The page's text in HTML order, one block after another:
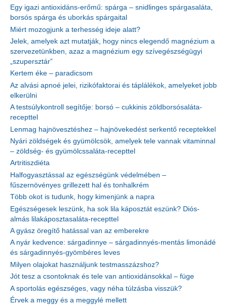
Egy igazi antioxidáns-erőmű: spárga – snidlinges spárgasaláta,
borsós spárga és uborkás spárgaital
Miért mozogjunk a terhesség ideje alatt?
Jelek, amelyek azt mutatják, hogy nincs elegendő magnézium a
szervezetünkben, azaz a magnézium egy szívegészségügyi
„szupersztár”
Kertem éke – paradicsom
Az alvási apnoé jelei, rizikófaktorai és táplálékok, amelyeket jobb
elkerülni
A testsúlykontroll segítője: borsó – cukkinis zöldborsósaláta-
recepttel
Lenmag hajnövesztéshez – hajnövekedést serkentő receptekkel
Nyári zöldségek és gyümölcsök, amelyek tele vannak vitaminnal
– zöldség- és gyümölcssaláta-recepttel
Artritiszdiéta
Halfogyasztással az egészségünk védelmében –
fűszernövényes grillezett hal és tonhalkrém
Több okot is tudunk, hogy kimenjünk a napra
Egészségesek leszünk, ha sok lila káposztát eszünk? Diós-
almás lilakáposztasaláta-recepttel
A gyász öregítő hatással van az emberekre
A nyár kedvence: sárgadinnye – sárgadinnyés-mentás limonádé
és sárgadinnyés-gyömbéres leves
Milyen olajokat használjunk testmasszázshoz?
Jót tesz a csontoknak és tele van antioxidánsokkal – füge
A sportolás egészséges, vagy néha túlzásba visszük?
Érvek a meggy és a meggylé mellett